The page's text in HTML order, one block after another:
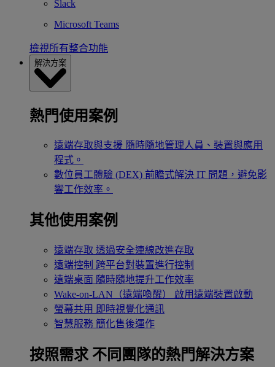
Slack
Microsoft Teams
檢視所有整合功能
解決方案
熱門使用案例
遠端存取與支援 隨時隨地管理人員、裝置與應用
程式。
數位員工體驗 (DEX) 前瞻式解決 IT 問題，避免影
響工作效率。
其他使用案例
遠端存取 透過安全連線改進存取
遠端控制 跨平台對裝置進行控制
遠端桌面 隨時隨地提升工作效率
Wake-on-LAN（遠端喚醒）
啟用遠端裝置啟動
螢幕共用 即時視覺化通訊
智慧服務 簡化售後運作
按照需求 不同團隊的熱門解決方案